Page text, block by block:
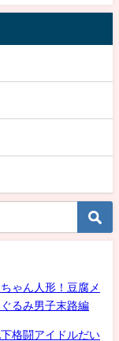
ゃん人形！豆腐メ
るみ男子末路編
格闘アイドルだい